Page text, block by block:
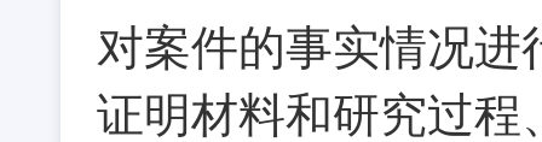
对案件的事实情况进
证明材料和研究过程